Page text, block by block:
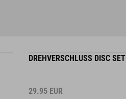
DREHVERSCHLUSS DISC SET
29.95 EUR